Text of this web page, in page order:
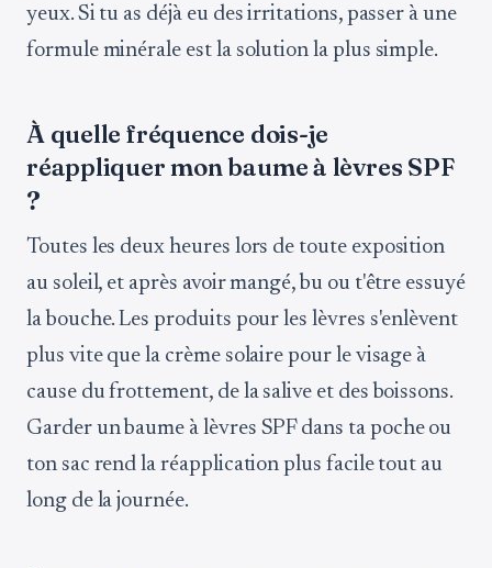
yeux. Si tu as déjà eu des irritations, passer à une
formule minérale est la solution la plus simple.
À quelle fréquence dois-je
réappliquer mon baume à lèvres SPF
?
Toutes les deux heures lors de toute exposition
au soleil, et après avoir mangé, bu ou t'être essuyé
la bouche. Les produits pour les lèvres s'enlèvent
plus vite que la crème solaire pour le visage à
cause du frottement, de la salive et des boissons.
Garder un baume à lèvres SPF dans ta poche ou
ton sac rend la réapplication plus facile tout au
long de la journée.